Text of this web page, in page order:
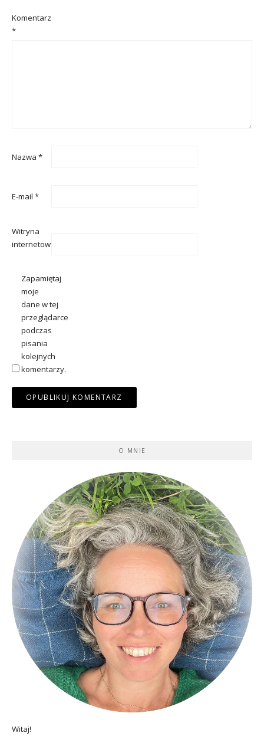
Komentarz
*
Nazwa *
E-mail *
Witryna
internetowa
Zapamiętaj
moje
dane w tej
przeglądarce
podczas
pisania
kolejnych
komentarzy.
O MNIE
Witaj!